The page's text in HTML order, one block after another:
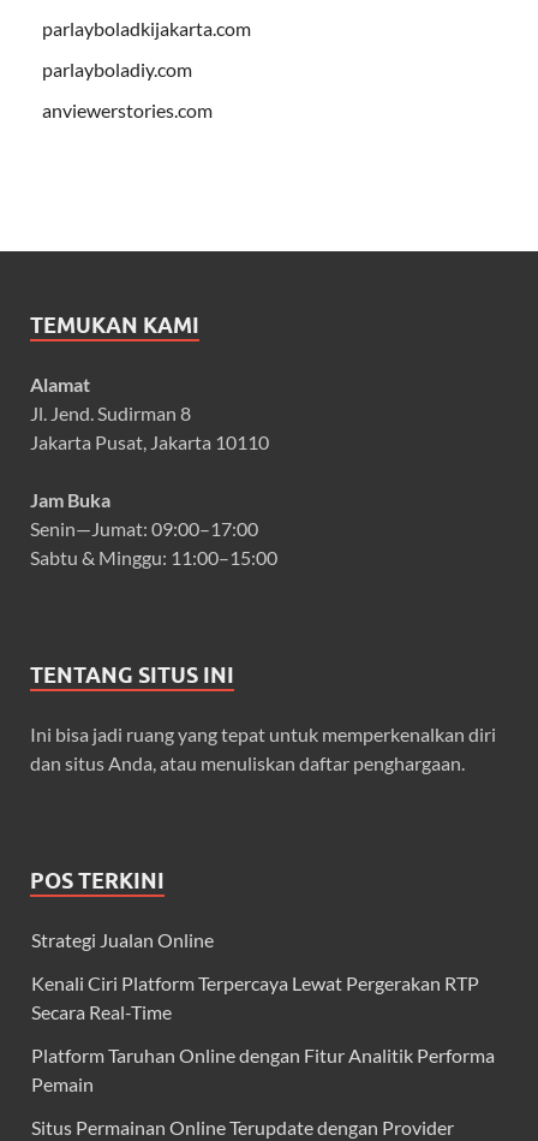
parlayboladkijakarta.com
parlayboladiy.com
anviewerstories.com
TEMUKAN KAMI
Alamat
Jl. Jend. Sudirman 8
Jakarta Pusat, Jakarta 10110
Jam Buka
Senin—Jumat: 09:00–17:00
Sabtu & Minggu: 11:00–15:00
TENTANG SITUS INI
Ini bisa jadi ruang yang tepat untuk memperkenalkan diri
dan situs Anda, atau menuliskan daftar penghargaan.
POS TERKINI
Strategi Jualan Online
Kenali Ciri Platform Terpercaya Lewat Pergerakan RTP
Secara Real-Time
Platform Taruhan Online dengan Fitur Analitik Performa
Pemain
Situs Permainan Online Terupdate dengan Provider